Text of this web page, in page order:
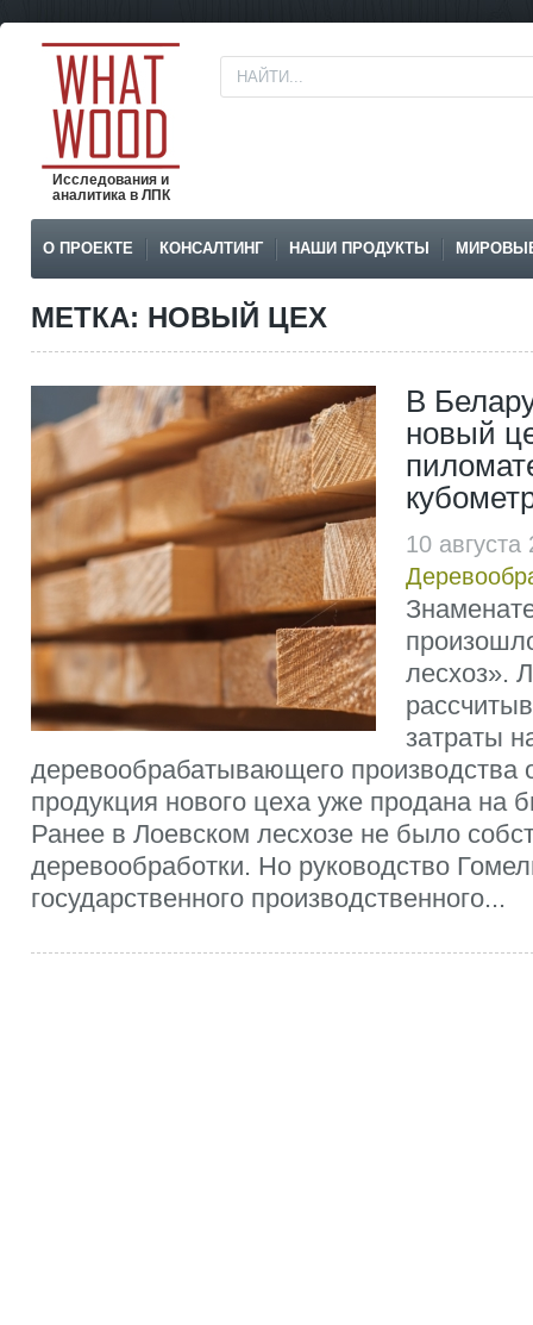
Исследования и
аналитика в ЛПК
О ПРОЕКТЕ КОНСАЛТИНГ НАШИ ПРОДУКТЫ
МЕТКА: НОВЫЙ ЦЕХ
В
новый
10
лесхоз».
затраты
деревообрабатывающего производства
продукция нового цеха уже продана на
Ранее в Лоевском лесхозе не было
деревообработки. Но руководство
государственного производственного...